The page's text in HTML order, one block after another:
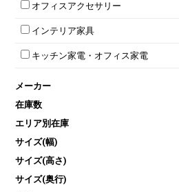
オフィスアクセサリー
チェア用台車
演台・講演台・演説台
防音パネル
コートハンガー・ポールハンガー
傘立て
食器棚・キッチンキャビネット
カタログスタンド
オフィスアクセサリーその他
インテリア家具
モールドチェア
ダイニングチェア
カウンターテーブル
センターテーブル・サイドテーブル
ベンチ・スツール
ソファ
シェルフ
ダストボックス（ゴミ箱）
インテリア家具その他
キッチン家電・オフィス家電
冷蔵庫・洗濯機
空気清浄機・加湿器
液晶テレビ・モニター類
エアコン
照明機器
掃除機
季節家電
メーカー
在庫数
エリア別在庫
サイズ(幅)
サイズ(高さ)
サイズ(奥行)